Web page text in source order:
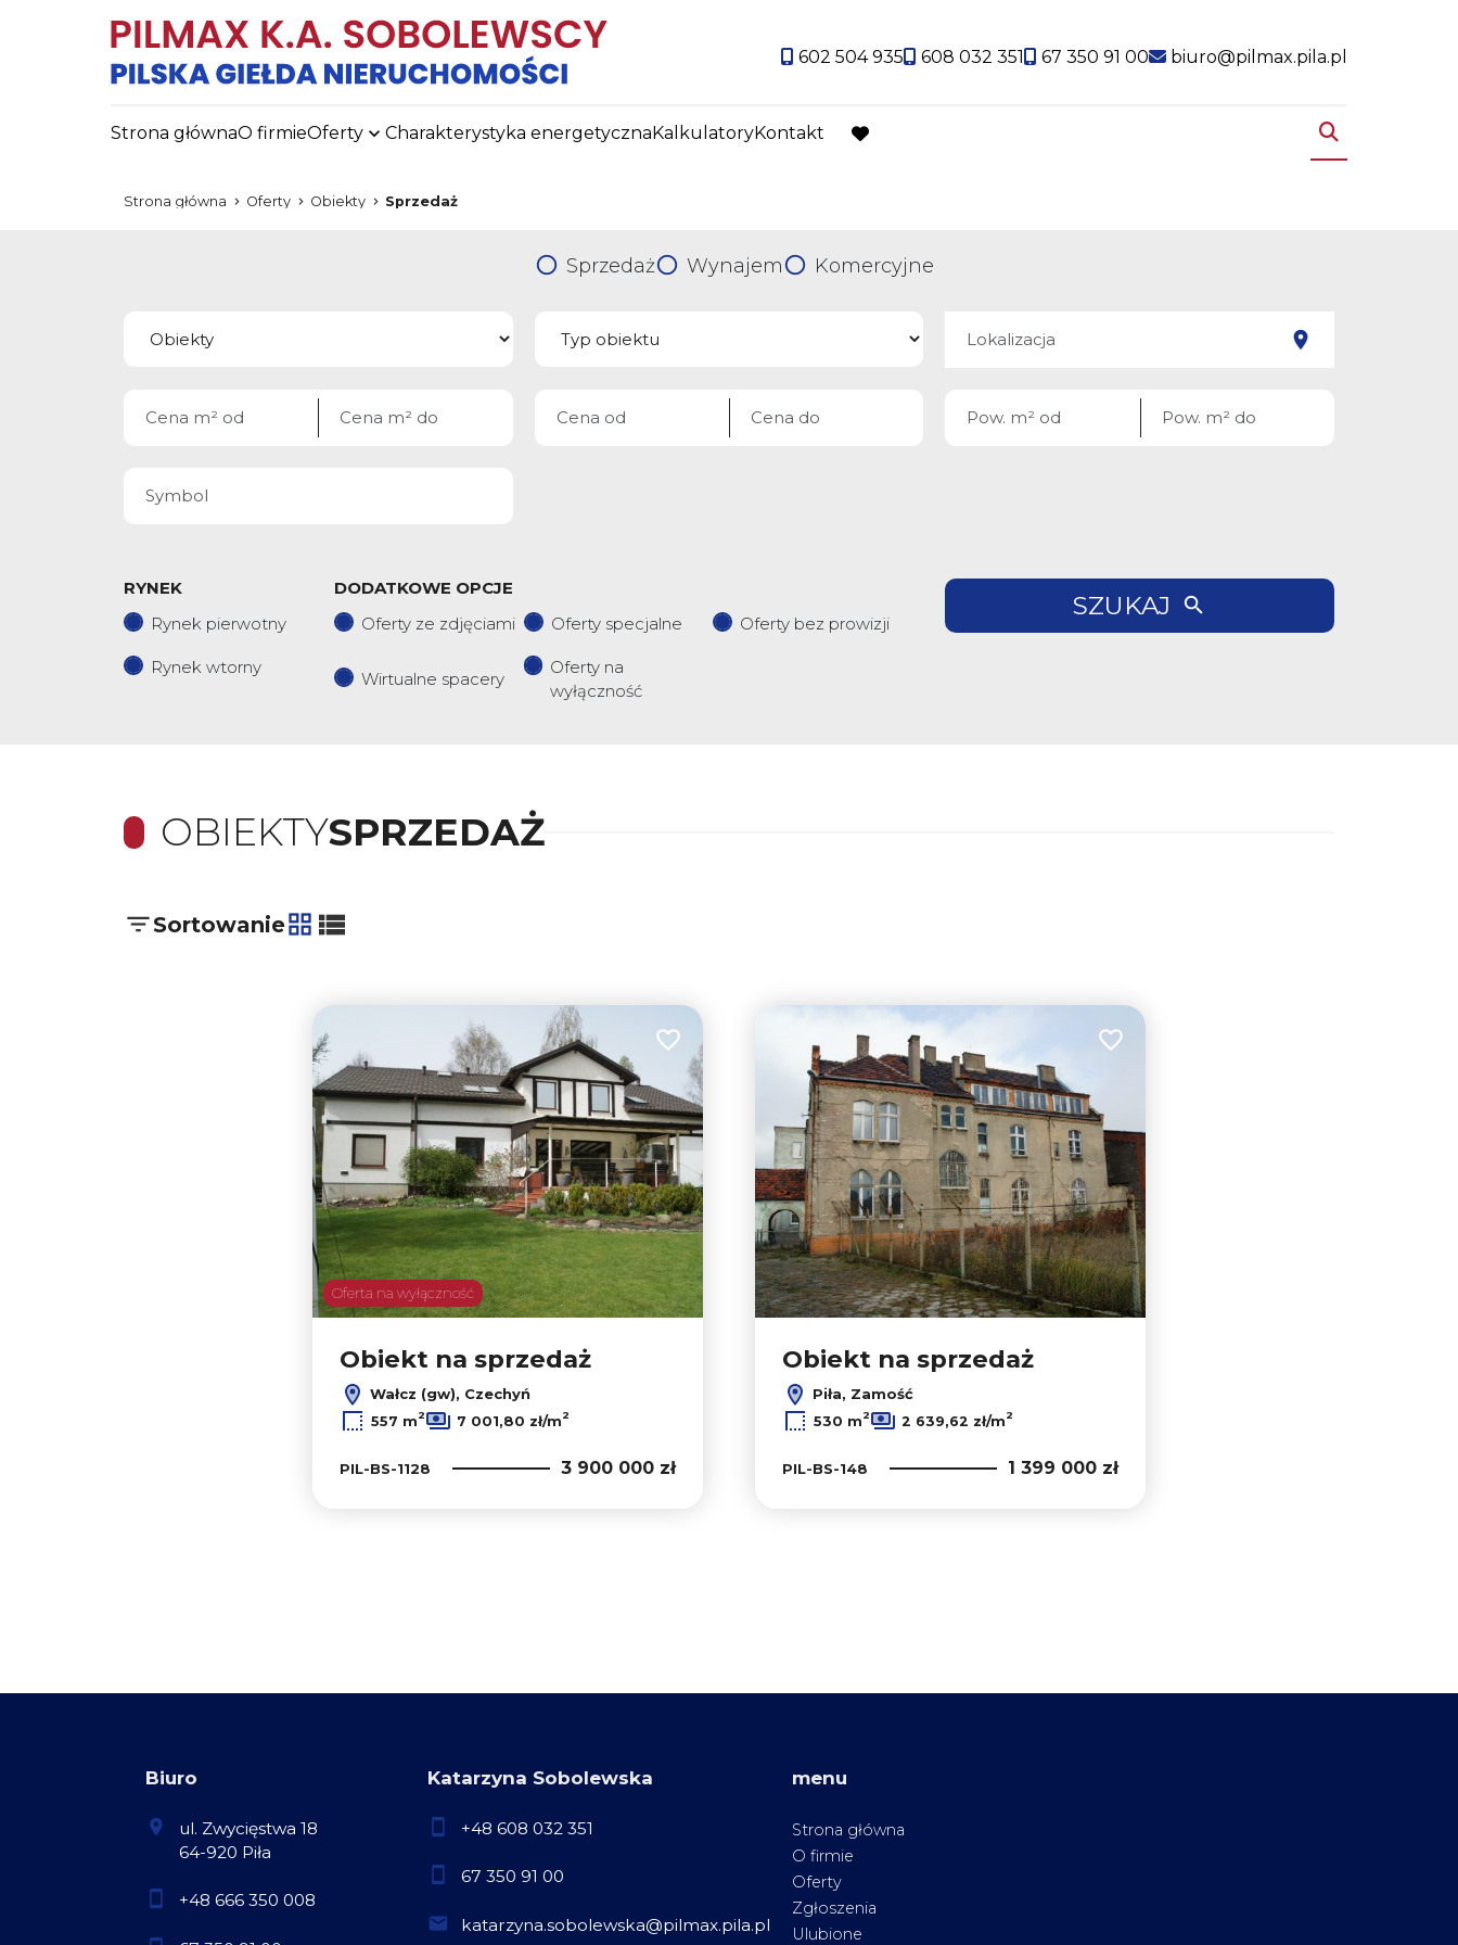
602 504 935 608 032 351 67 350 91 00 biuro@pilmax.pila.pl
Strona głównaO firmieOferty Charakterystyka energetycznaKalkulatoryKontakt
favorite
Strona główna Oferty Obiekty Sprzedaż
Sprzedaż Wynajem Komercyjne
RYNEK
Rynek pierwotny
Rynek wtorny
DODATKOWE OPCJE
Oferty ze zdjęciami
Oferty specjalne Oferty bez prowizji
Wirtualne spacery
Oferty na
wyłączność
SZUKAJ
OBIEKTYSPRZEDAŻ
Sortowanie
tabela
lista
Oferta na wyłączność
Dodaj do ulubionych
Obiekt na sprzedaż
Wałcz (gw), Czechyń
557 m2 7 001,80 zł/m2
PIL-BS-1128 3 900 000 zł
Dodaj do ulubionych
Obiekt na sprzedaż
Piła, Zamość
530 m2 2 639,62 zł/m2
PIL-BS-148 1 399 000 zł
Biuro
ul. Zwycięstwa 18
64-920 Piła
+48 666 350 008
Katarzyna Sobolewska
+48 608 032 351
67 350 91 00
katarzyna.sobolewska@pilmax.pila.pl
menu
Strona główna
O firmie
Oferty
Zgłoszenia
Ulubione